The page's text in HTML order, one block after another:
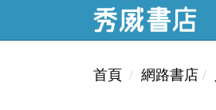
首頁 網路書店